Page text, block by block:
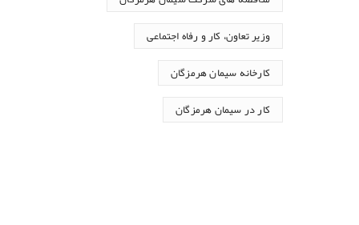
وزیر تعاون، کار و رفاه اجتماعی
کارخانه سیمان هرمزگان
کار در سیمان هرمزگان